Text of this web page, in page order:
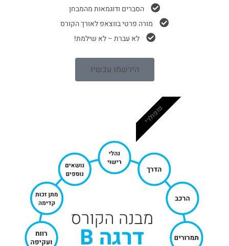
הסברים ודוגמאות מהמבחן
מורה פרטי בווצאפ לאורך הקורס
לא עברת – לא שילמת!
הירשמו עכשיו
פופולרי